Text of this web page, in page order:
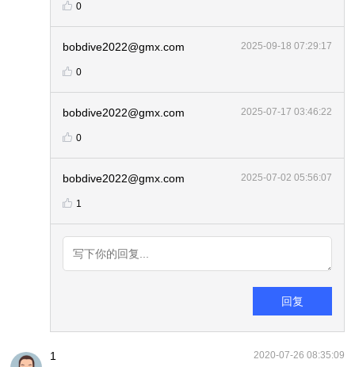
0
2025-09-18 07:29:17
bobdive2022@gmx.com
0
2025-07-17 03:46:22
bobdive2022@gmx.com
0
2025-07-02 05:56:07
bobdive2022@gmx.com
1
回复
2020-07-26 08:35:09
1